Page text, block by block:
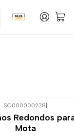
Espelhos
SC000000238|
Redondos
Mota